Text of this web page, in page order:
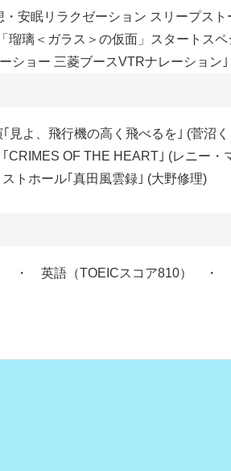
・安眠リラクゼーション スリープスト
瑠璃＜ガラス＞の仮面」スタートスペ
ショー 三菱ブースVTRナレーショ
｢見よ、飛行機の高く飛べるを｣ (菅沼
THE HEART｣ (レニー・マ
トホール｢真田風雲録｣ (大野修理)
英語（TOEICスコア810） ・